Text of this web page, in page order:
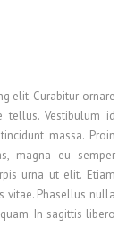
elit. Curabitur ornare
tellus. Vestibulum id
massa. Proin
magna eu semper
urna ut elit. Etiam
vitae. Phasellus nulla
In sagittis libero